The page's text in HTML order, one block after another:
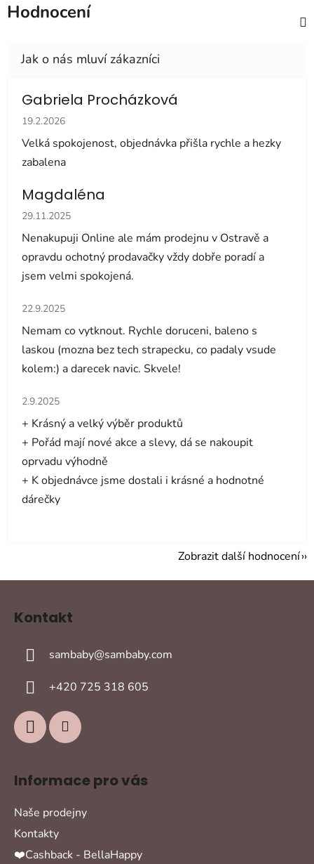
Hodnocení
Gabriela Procházková
Hodnocení obchodu je 5 z 5 hvězdiček.
19.2.2026
Velká spokojenost, objednávka přišla rychle a hezky
zabalena
Magdaléna
Hodnocení obchodu je 5 z 5 hvězdiček.
29.11.2025
Nenakupuji Online ale mám prodejnu v Ostravě a
opravdu ochotný prodavačky vždy dobře poradí a
jsem velmi spokojená.
Hodnocení obchodu je 5 z 5 hvězdiček.
22.9.2025
Nemam co vytknout. Rychle doruceni, baleno s
laskou (mozna bez tech strapecku, co padaly vsude
kolem:) a darecek navic. Skvele!
Hodnocení obchodu je 5 z 5 hvězdiček.
2.9.2025
+ Krásný a velký výběr produktů
+ Pořád mají nové akce a slevy, dá se nakoupit
oprvadu výhodně
+ K objednávce jsme dostali i krásné a hodnotné
dárečky
Zobrazit další hodnocení
Kontakt
sambaby@sambaby.com
+420 725 318 605
Informace pro vás
Naše prodejny
Kontakty
❤️Cashback - BellaHappy